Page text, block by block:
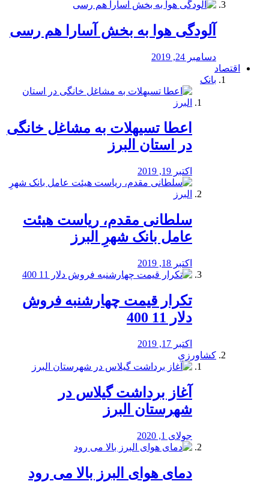
آلودگی هوا به بخش آسارا هم رسی
دسامبر 24, 2019
اقتصاد
بانک
️اعطا تسیهلات به مشاغل خانگی
در استان البرز
اکتبر 19, 2019
سلطانی مقدم، ریاست هیئت
عامل بانک شهرِ البرز
اکتبر 18, 2019
تکرار قیمت چهارشنبه فروش
دلار 11 400
اکتبر 17, 2019
کشاورزی
آغاز برداشت گیلاس در
شهرستان البرز
جولای 1, 2020
دمای هوای البرز بالا می رود